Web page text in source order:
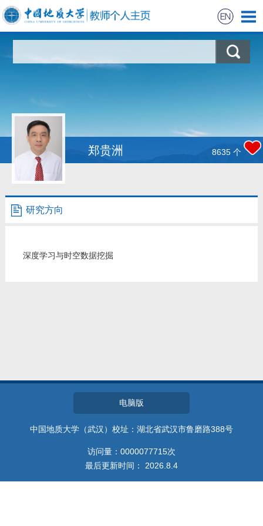
教学研究
获奖信息
学生信息
招生信息
郑贵洲 8635 个
研究方向
深度学习与时空数据挖掘
电脑版
中国地质大学（武汉）校址：湖北省武汉市鲁磨路388号
访问量： 0000077715次
最后更新时间： 2026 8 4